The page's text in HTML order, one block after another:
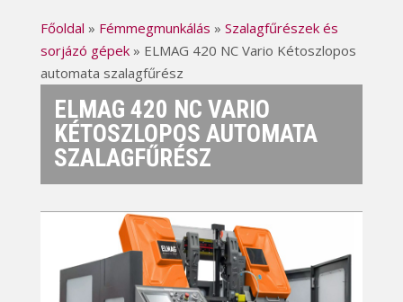
Főoldal » Fémmegmunkálás » Szalagfűrészek és
sorjázó gépek» ELMAG 420 NC Vario Kétoszlopos
automata szalagfűrész
ELMAG 420 NC VARIO
KÉTOSZLOPOS AUTOMATA
SZALAGFŰRÉSZ